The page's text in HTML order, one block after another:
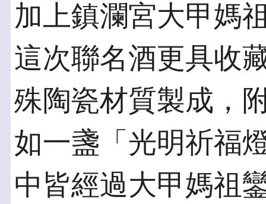
加上鎮瀾宮大甲媽
這次聯名酒更具收
殊陶瓷材質製成，
如一盞「光明祈福
中皆經過大甲媽祖